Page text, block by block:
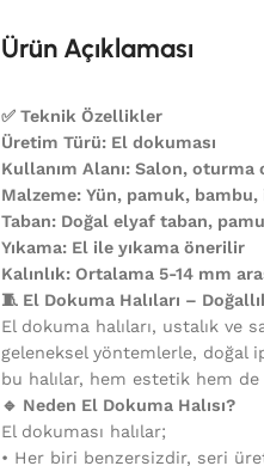
Ürün Açıklaması
✅ Teknik Özellikler
Üretim Türü: El dokuması
Kullanım Alanı: Salon, oturma
Malzeme: Yün, pamuk,
Taban: Doğal elyaf taban,
Yıkama: El ile yıkama önerilir
Kalınlık: Ortalama 5-14 mm
🧵 El Dokuma Halıları –
El dokuma halıları, ustalık ve
geleneksel yöntemlerle, doğal
bu halılar, hem estetik hem
🔹 Neden El Dokuma Halısı?
El dokuması halılar;
•⁠ ⁠Her biri benzersizdir, seri